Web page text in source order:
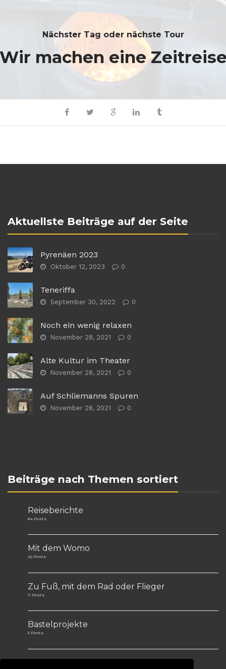
Nächster Tag oder nächste Tour
machen eine
Aktuellste Beiträge auf der Seite
Pyrenäen 2023
Oktober 12, 2023 0
Teneriffa
September 30, 2022 0
Noch ein wenig relaxen
November 28, 2021 0
Alte Kultur im Theater
November 28, 2021 0
Auf Schliemanns Spuren
November 28, 2021 0
Beiträge nach Themen sortiert
Reiseberichte
64 Posts
Mit dem Womo
42 Posts
Zu Fuß, mit dem Rad oder Flieger
11 Posts
Bastelprojekte
5 Posts